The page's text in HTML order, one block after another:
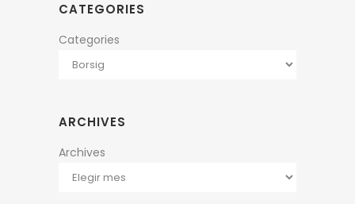
CATEGORIES
Categories
ARCHIVES
Archives